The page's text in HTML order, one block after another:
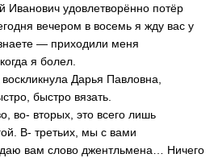
удовлетворённо потёр
вечером в восемь я жду вас у
— приходили меня
я болел.
Дарья Павловна,
быстро вязать.
во- вторых, это всего лишь
В- третьих, мы с вами
вам слово джентльмена… Ничего